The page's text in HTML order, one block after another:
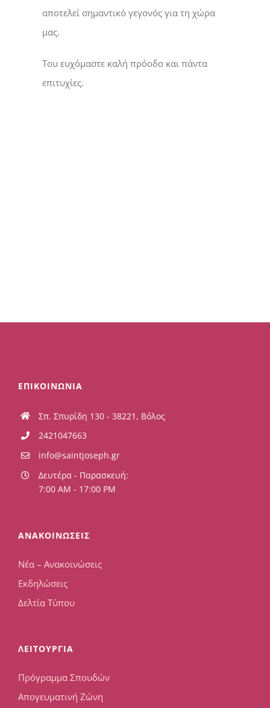
αποτελεί σημαντικό γεγονός για τη χώρα
μας.
Του ευχόμαστε καλή πρόοδο και πάντα
επιτυχίες.
ΕΠΙΚΟΙΝΩΝΙΑ
Σπ. Σπυρίδη 130 - 38221, Βόλος
2421047663
info@saintjoseph.gr
Δευτέρα - Παρασκευή:
7:00 AM - 17:00 PM
ΑΝΑΚΟΙΝΩΣΕΙΣ
Νέα – Ανακοινώσεις
Εκδηλώσεις
Δελτία Τύπου
ΛΕΙΤΟΥΡΓΙΑ
Πρόγραμμα Σπουδών
Απογευματινή Ζώνη